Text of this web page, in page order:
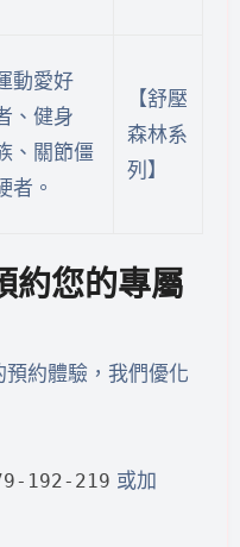
動愛好
、健身
、關節僵
者。
【舒壓
森林系
列】
約您的專屬
約體驗，我們優化
192-219 或加